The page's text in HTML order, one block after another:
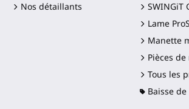
Nos détaillants
SWINGiT
Lame
Manette
Pièces
Tous les
Baisse